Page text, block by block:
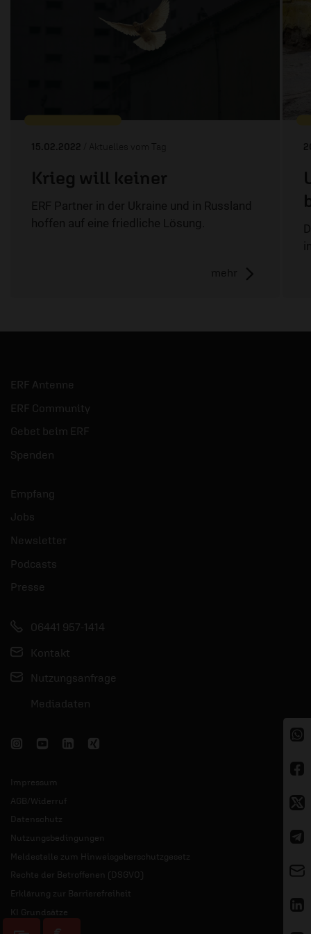
15.02.2022 / Aktuelles vom Tag
Krieg will keiner
ERF Partner in der Ukraine und in Russland
hoffen auf eine friedliche Lösung.
mehr
ERF Antenne
ERF Community
Gebet beim ERF
Spenden
Empfang
Jobs
Newsletter
Podcasts
Presse
06441 957-1414
Kontakt
Nutzungsanfrage
Mediadaten
Impressum
AGB/Widerruf
Datenschutz
Nutzungsbedingungen
Meldestelle zum Hinweisgeberschutzgesetz
Rechte der Betroffenen (DSGVO)
Erklärung zur Barrierefreiheit
KI Grundsätze